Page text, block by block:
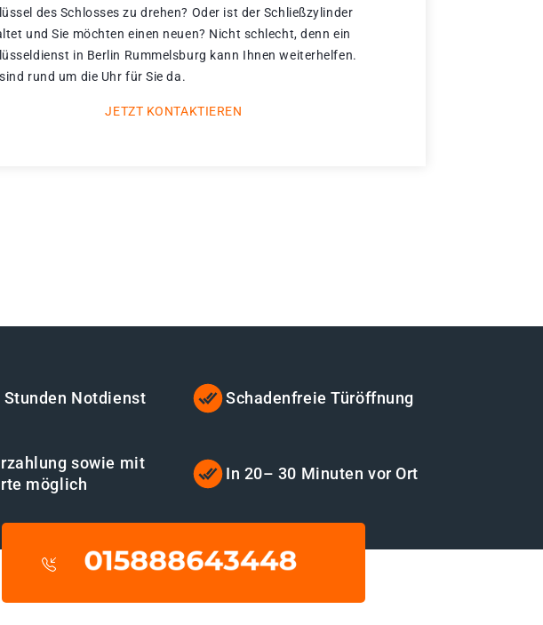
des Schlosses zu drehen? Oder ist der Schließzylinder
und Sie möchten einen neuen? Nicht schlecht, denn ein
in Berlin Rummelsburg kann Ihnen weiterhelfen.
rund um die Uhr für Sie da.
JETZT KONTAKTIEREN
Stunden Notdienst Schadenfreie Türöffnung
sowie mit
möglich
In 20– 30 Minuten vor Ort